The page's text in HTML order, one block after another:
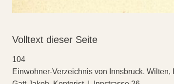
Volltext dieser Seite
104
Einwohner-Verzeichnis von Innsbruck, Wilten,